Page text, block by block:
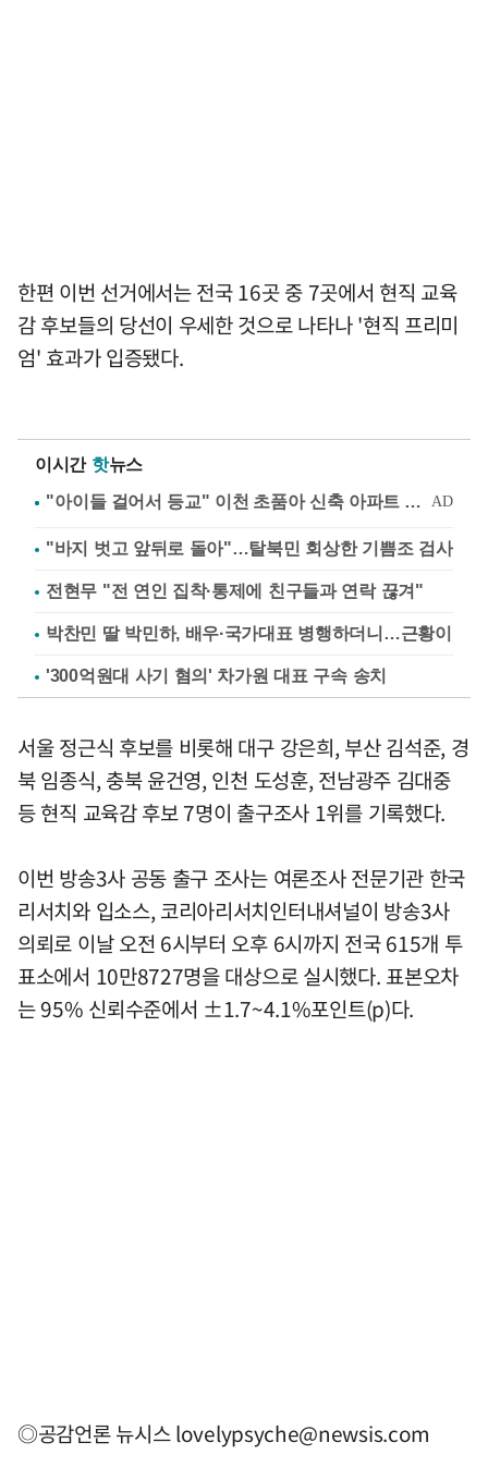
한편 이번 선거에서는 전국 16곳 중 7곳에서 현직 교육
감 후보들의 당선이 우세한 것으로 나타나 '현직 프리미
엄' 효과가 입증됐다.
이시간 핫뉴스
"바지 벗고 앞뒤로 돌아"…탈북민 회상한 기쁨조 검사
전현무 "전 연인 집착·통제에 친구들과 연락 끊겨"
박찬민 딸 박민하, 배우·국가대표 병행하더니…근황이
'300억원대 사기 혐의' 차가원 대표 구속 송치
서울 정근식 후보를 비롯해 대구 강은희, 부산 김석준, 경
북 임종식, 충북 윤건영, 인천 도성훈, 전남광주 김대중
등 현직 교육감 후보 7명이 출구조사 1위를 기록했다.
이번 방송3사 공동 출구 조사는 여론조사 전문기관 한국
리서치와 입소스, 코리아리서치인터내셔널이 방송3사
의뢰로 이날 오전 6시부터 오후 6시까지 전국 615개 투
표소에서 10만8727명을 대상으로 실시했다. 표본오차
는 95% 신뢰수준에서 ±1.7~4.1%포인트(p)다.
◎공감언론 뉴시스lovelypsyche@newsis.com